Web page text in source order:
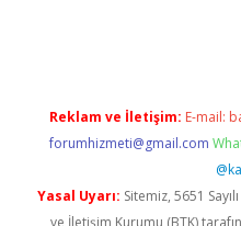
Reklam ve İletişim: E-mail:
forumhizmeti@gmail.com
Yasal Uyarı: Sitemiz, 5651
ve İletişim Kurumu (BTK)